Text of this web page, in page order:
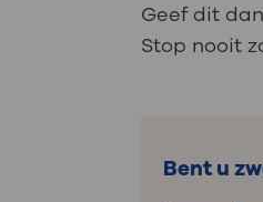
Geef dit
Stop nooit
Bent u